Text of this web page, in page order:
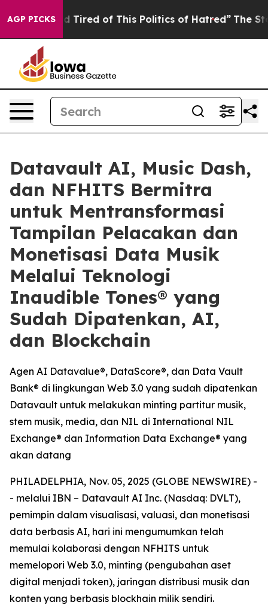
AGP PICKS
and Tired of This Politics of Hatred” The Story
Datavault AI, Music Dash,
dan NFHITS Bermitra
untuk Mentransformasi
Tampilan Pelacakan dan
Monetisasi Data Musik
Melalui Teknologi
Inaudible Tones® yang
Sudah Dipatenkan, AI,
dan Blockchain
Agen AI Datavalue®, DataScore®, dan Data Vault
Bank® di lingkungan Web 3.0 yang sudah dipatenkan
Datavault untuk melakukan minting partitur musik,
stem musik, media, dan NIL di International NIL
Exchange® dan Information Data Exchange® yang
akan datang
PHILADELPHIA, Nov. 05, 2025 (GLOBE NEWSWIRE) -
- melalui IBN – Datavault AI Inc. (Nasdaq: DVLT),
pemimpin dalam visualisasi, valuasi, dan monetisasi
data berbasis AI, hari ini mengumumkan telah
memulai kolaborasi dengan NFHITS untuk
memelopori Web 3.0, minting (pengubahan aset
digital menjadi token), jaringan distribusi musik dan
konten yang berbasis blockhain milik sendiri.